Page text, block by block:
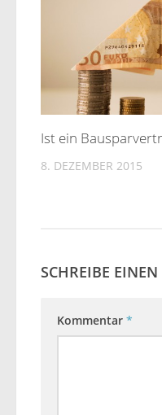
Ist ein
8. DEZEMBER 2015
SCHREIBE
Kommentar *